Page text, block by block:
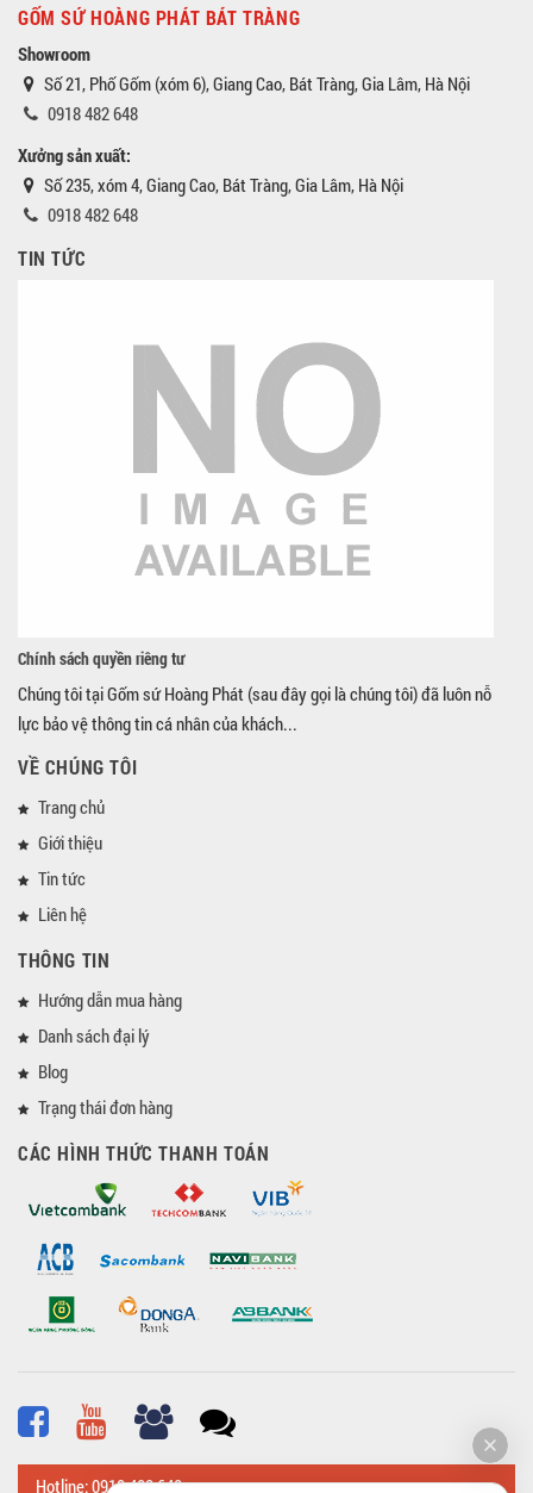
GỐM SỨ HOÀNG PHÁT BÁT TRÀNG
Showroom
Số 21, Phố Gốm (xóm 6), Giang Cao, Bát Tràng, Gia Lâm, Hà Nội
0918 482 648
Xưởng sản xuất:
Số 235, xóm 4, Giang Cao, Bát Tràng, Gia Lâm, Hà Nội
0918 482 648
TIN TỨC
Chính sách quyền riêng tư
Chúng tôi tại Gốm sứ Hoàng Phát (sau đây gọi là chúng tôi) đã luôn nỗ
lực bảo vệ thông tin cá nhân của khách...
VỀ CHÚNG TÔI
Trang chủ
Giới thiệu
Tin tức
Liên hệ
THÔNG TIN
Hướng dẫn mua hàng
Danh sách đại lý
Blog
Trạng thái đơn hàng
CÁC HÌNH THỨC THANH TOÁN
Hotline: 0918 482 648